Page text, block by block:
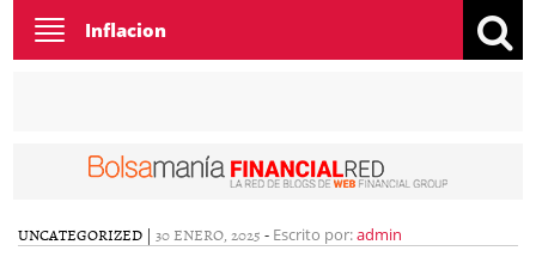
Toggle
navigation
Inflacion
UNCATEGORIZED | 30 ENERO, 2025 - Escrito por:admin